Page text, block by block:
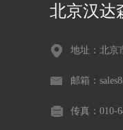
北京汉达
地址：北京
邮箱：
传真：010-